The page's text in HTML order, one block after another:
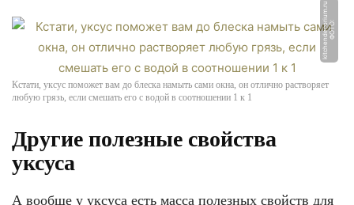
Ф
О
Т
О:
ki
t
c
h
e
n
d
e
c
o
ri
u
m.
r
u
Кстати, уксус поможет вам до блеска намыть сами окна, он отлично растворяет
любую грязь, если смешать его с водой в соотношении 1 к 1
Другие полезные свойства
уксуса
А вообще у уксуса есть масса полезных свойств для